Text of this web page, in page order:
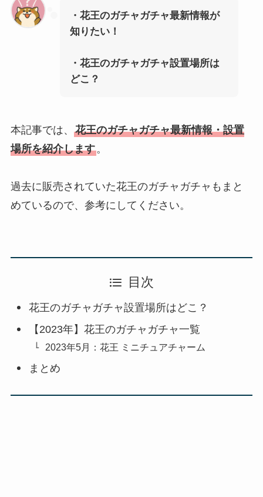
・花王のガチャガチャ最新情報が
知りたい！
・ 花王のガチャガチャ設置場所は
どこ？
本記事では、 花王のガチャガチャ最新情報・設置
場所を紹介します。
過去に販売されていた花王のガチャガチャもまと
めているので、参考にしてください。
目次
花王のガチャガチャ設置場所はどこ？
【2023年】花王のガチャガチャ一覧
2023年5月：花王 ミニチュアチャーム
まとめ